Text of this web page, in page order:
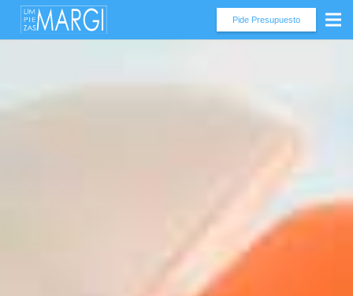
Pide Presupuesto